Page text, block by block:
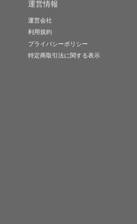
運営情報
運営会社
利用規約
プライバシーポリシー
特定商取引法に関する表示